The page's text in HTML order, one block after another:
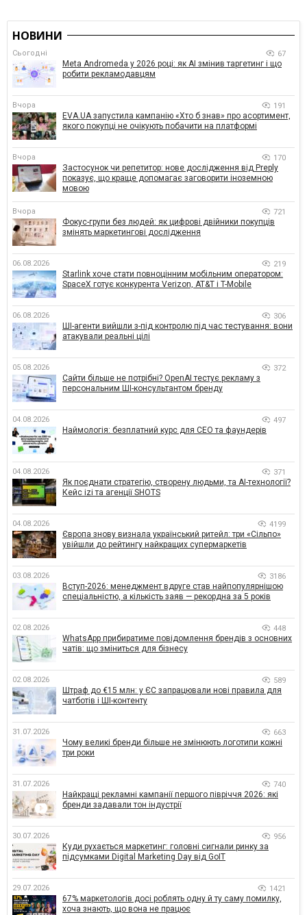
НОВИНИ
Сьогодні 67
Meta Andromeda у 2026 році: як AI змінив таргетинг і що
робити рекламодавцям
Вчора 191
EVA.UA запустила кампанію «Хто б знав» про асортимент,
якого покупці не очікують побачити на платформі
Вчора 170
Застосунок чи репетитор: нове дослідження від Preply
показує, що краще допомагає заговорити іноземною
мовою
Вчора 721
Фокус-групи без людей: як цифрові двійники покупців
змінять маркетингові дослідження
06.08.2026 219
Starlink хоче стати повноцінним мобільним оператором:
SpaceX готує конкурента Verizon, AT&T і T-Mobile
06.08.2026 306
ШІ-агенти вийшли з-під контролю під час тестування: вони
атакували реальні цілі
05.08.2026 372
Сайти більше не потрібні? OpenAI тестує рекламу з
персональним ШІ-консультантом бренду
04.08.2026 497
Наймологія: безплатний курс для CEO та фаундерів
04.08.2026 371
Як поєднати стратегію, створену людьми, та AI-технології?
Кейс izi та агенції SHOTS
04.08.2026 4199
Європа знову визнала український ритейл: три «Сільпо»
увійшли до рейтингу найкращих супермаркетів
03.08.2026 3186
Вступ-2026: менеджмент вдруге став найпопулярнішою
спеціальністю, а кількість заяв — рекордна за 5 років
02.08.2026 448
WhatsApp прибиратиме повідомлення брендів з основних
чатів: що зміниться для бізнесу
02.08.2026 589
Штраф до €15 млн: у ЄС запрацювали нові правила для
чатботів і ШІ-контенту
31.07.2026 663
Чому великі бренди більше не змінюють логотипи кожні
три роки
31.07.2026 740
Найкращі рекламні кампанії першого півріччя 2026: які
бренди задавали тон індустрії
30.07.2026 956
Куди рухається маркетинг: головні сигнали ринку за
підсумками Digital Marketing Day від GoIT
29.07.2026 1421
67% маркетологів досі роблять одну й ту саму помилку,
хоча знають, що вона не працює